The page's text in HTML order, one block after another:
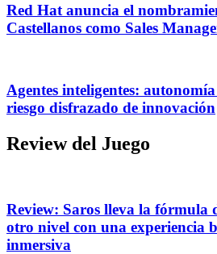
Red Hat anuncia el
Castellanos como Sales
Agentes inteligentes:
riesgo disfrazado de innovación
Review del Juego
Review: Saros lleva la fórmula
otro nivel con una experiencia
inmersiva